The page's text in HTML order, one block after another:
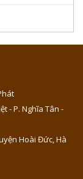
- P. Nghĩa Tân -
Hoài Đức, Hà